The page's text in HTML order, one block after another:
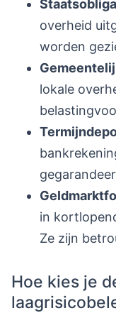
overheid
worden
lokale
in
Ze zijn
Hoe kies je